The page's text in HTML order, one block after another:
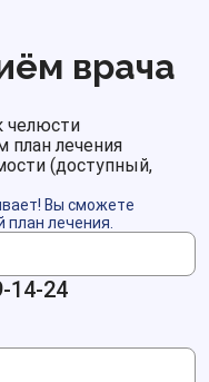
врача
челюсти
план лечения
(доступный,
Вы сможете
лечения.
14-24